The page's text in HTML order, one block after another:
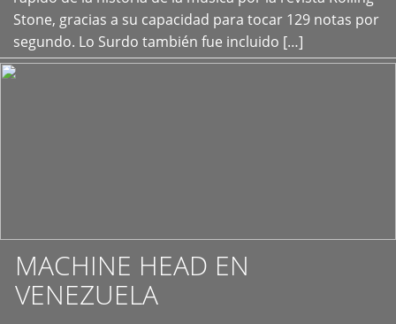
Stone, gracias a su capacidad para tocar 129 notas por
segundo. Lo Surdo también fue incluido […]
MACHINE HEAD EN
VENEZUELA